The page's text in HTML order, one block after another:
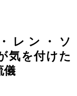
レン・ソ
気を付けた
儀